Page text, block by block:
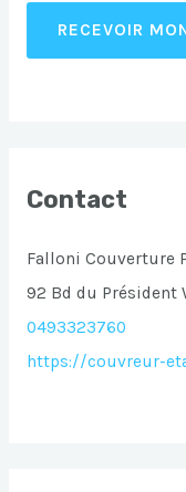
RECEVOIR
Contact
Falloni Couverture
92 Bd du Président
0493323760
https://couvreur-